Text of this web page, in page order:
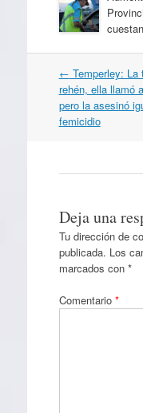
Navegación
por
artículos
← Temperley: La
rehén, ella llamó
pero la asesinó
femicidio
Deja una
Tu dirección de
publicada. Los
marcados con *
Comentario *